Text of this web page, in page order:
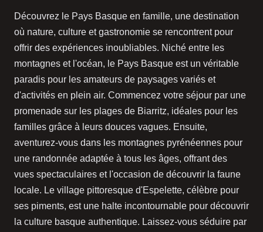
Découvrez le Pays Basque en famille, une destination
où nature, culture et gastronomie se rencontrent pour
offrir des expériences inoubliables. Niché entre les
montagnes et l'océan, le Pays Basque est un véritable
paradis pour les amateurs de paysages variés et
d'activités en plein air. Commencez votre séjour par une
promenade sur les plages de Biarritz, idéales pour les
familles grâce à leurs douces vagues. Ensuite,
aventurez-vous dans les montagnes pyrénéennes pour
une randonnée adaptée à tous les âges, offrant des
vues spectaculaires et l'occasion de découvrir la faune
locale. Le village pittoresque d'Espelette, célèbre pour
ses piments, est une halte incontournable pour découvrir
la culture basque authentique. Laissez-vous séduire par